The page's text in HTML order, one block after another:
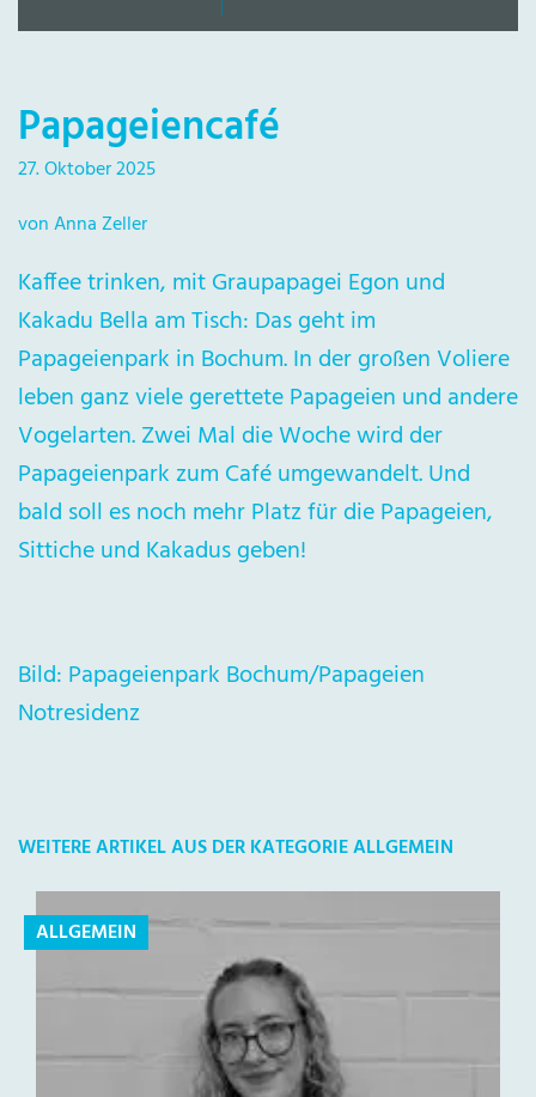
Papageiencafé
27. Oktober 2025
von Anna Zeller
Kaffee trinken, mit Graupapagei Egon und
Kakadu Bella am Tisch: Das geht im
Papageienpark in Bochum. In der großen Voliere
leben ganz viele gerettete Papageien und andere
Vogelarten. Zwei Mal die Woche wird der
Papageienpark zum Café umgewandelt. Und
bald soll es noch mehr Platz für die Papageien,
Sittiche und Kakadus geben!
Bild: Papageienpark Bochum/Papageien
Notresidenz
WEITERE ARTIKEL AUS DER KATEGORIE ALLGEMEIN
ALLGEMEIN